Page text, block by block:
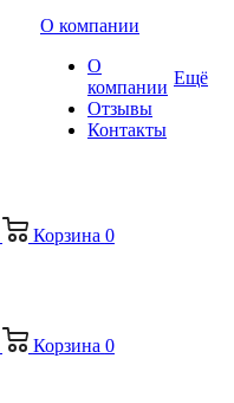
О компании
О
компании
Отзывы
Контакты
Ещё
Корзина 0
Корзина 0